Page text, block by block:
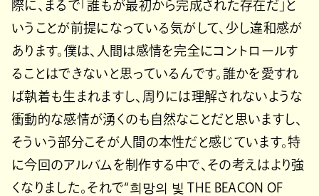
際に、まるで「誰もが最初から完成された存在だ」と
いうことが前提になっている気がして、少し違和感が
あります。僕は、人間は感情を完全にコントロールす
ることはできないと思っているんです。誰かを愛すれ
ば執着も生まれますし、周りには理解されないような
衝動的な感情が湧くのも自然なことだと思いますし、
そういう部分こそが人間の本性だと感じています。特
に今回のアルバムを制作する中で、その考えはより強
くなりました。それで“희망의 빛 THE BEACON OF